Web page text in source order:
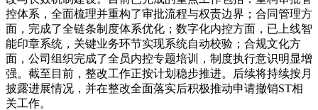
控体系，全面梳理并重构了审批流程与权责边界；合同管理方
面，完成了全链条制度体系优化；数字化内控方面，已上线智
能印章系统，关键业务环节实现系统自动校验；合规文化方
面，公司组织完成了全员内控专题培训，制度执行意识明显增
强。截至目前，整改工作正按计划稳步推进。后续将持续按月
披露进展情况，并在整改全面落实后积极推动申请撤销ST相
关工作。